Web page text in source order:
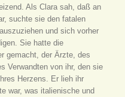
Als Clara sah, daß an
suchte sie den fatalen
und sich vorher
Sie hatte die
gemacht, der Ärzte, des
Verwandten von ihr, den sie
Herzens. Er lieh ihr
war, was italienische und